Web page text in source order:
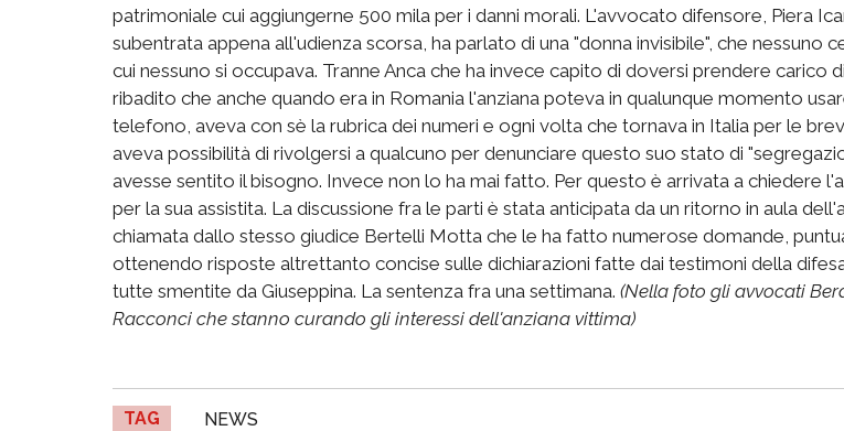
patrimoniale cui aggiungerne 500 mila per i danni morali. L'avvocato difensore, Piera
subentrata appena all'udienza scorsa, ha parlato di una "donna invisibile", che nessuno
cui nessuno si occupava. Tranne Anca che ha invece capito di doversi prendere carico
ribadito che anche quando era in Romania l'anziana poteva in qualunque momento
telefono, aveva con sè la rubrica dei numeri e ogni volta che tornava in Italia per le
aveva possibilità di rivolgersi a qualcuno per denunciare questo suo stato di
avesse sentito il bisogno. Invece non lo ha mai fatto. Per questo è arrivata a chiedere
per la sua assistita. La discussione fra le parti è stata anticipata da un ritorno in aula
chiamata dallo stesso giudice Bertelli Motta che le ha fatto numerose domande,
ottenendo risposte altrettanto concise sulle dichiarazioni fatte dai testimoni della
tutte smentite da Giuseppina. La sentenza fra una settimana. (Nella foto gli avvocati
Racconci che stanno curando gli interessi dell'anziana vittima)
TAG NEWS